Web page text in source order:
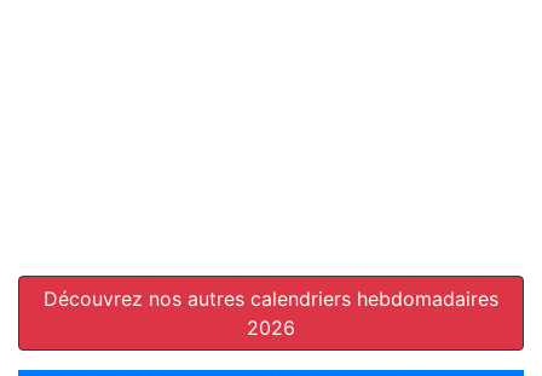
Découvrez nos autres calendriers hebdomadaires
2026